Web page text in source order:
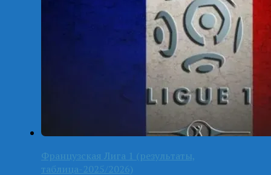
Французская Лига 1 (результаты,
таблица-2025/2026)